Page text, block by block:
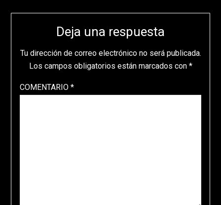
Deja una respuesta
Tu dirección de correo electrónico no será publicada.
Los campos obligatorios están marcados con *
COMENTARIO *